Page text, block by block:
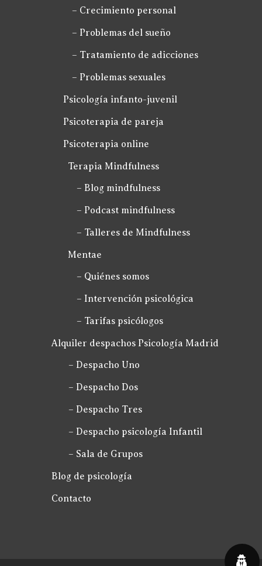
– Crecimiento personal
– Problemas del sueño
– Tratamiento de adicciones
– Problemas sexuales
Psicología infanto-juvenil
Psicoterapia de pareja
Psicoterapia online
Terapia Mindfulness
– Blog mindfulness
– Podcast mindfulness
– Talleres de Mindfulness
Mentae
– Quiénes somos
– Intervención psicológica
– Tarifas psicólogos
Alquiler despachos Psicología Madrid
– Despacho Uno
– Despacho Dos
– Despacho Tres
– Despacho psicología Infantil
– Sala de Grupos
Blog de psicología
Contacto